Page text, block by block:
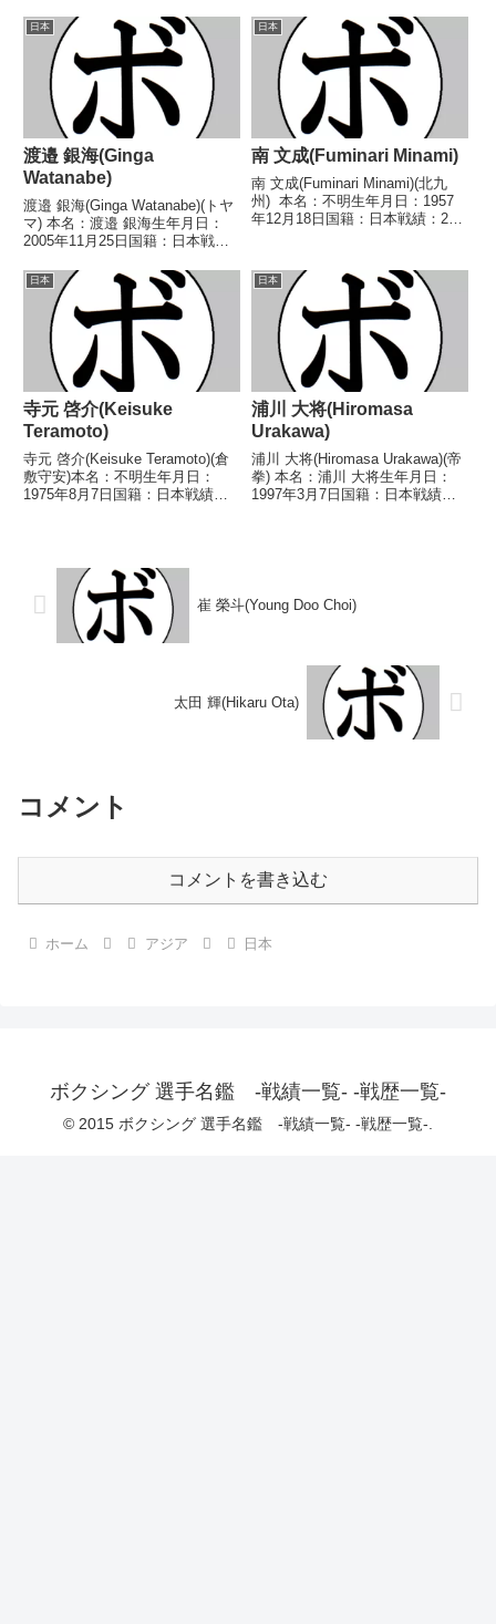
得タイトル】なし 【戦歴】
1962/10/17 ●4R判定 (採点不
明) 伊藤 豊(岡崎)■...
民)1946/03/31 ●8R判定 (採点不
明) 増田 敏(不二)【補足...
日本
渡邉 銀海(Ginga
Watanabe)
渡邉 銀海(Ginga Watanabe)(トヤ
マ) 本名：渡邉 銀海生年月日：
2005年11月25日国籍：日本戦
なし 【戦歴】2022/11/27
●4RTKO 宮川 晟(升
田)2023/03/19 ○4...
日本
南 文成(Fuminari Minami)
南 文成(Fuminari Minami)(北九
州) 本名：不明生年月日：1957
年12月18日国籍：日本戦績：2戦
不明) 上野 修(熊本)1978/10/1...
日本
寺元 啓介(Keisuke
Teramoto)
寺元 啓介(Keisuke Teramoto)(倉
敷守安)本名：不明生年月日：
1975年8月7日国籍：日本戦績：
39) ...
日本
浦川 大将(Hiromasa
Urakawa)
浦川 大将(Hiromasa Urakawa)(帝
拳) 本名：浦川 大将生年月日：
1997年3月7日国籍：日本戦績：
崔 榮斗(Young Doo Choi)
太田 輝(Hikaru Ota)
コメント
コメントを書き込む
ホーム アジア 日本
ボクシング 選手名鑑 -戦績一覧- -戦歴一覧-
© 2015 ボクシング 選手名鑑 -戦績一覧- -戦歴一覧-.